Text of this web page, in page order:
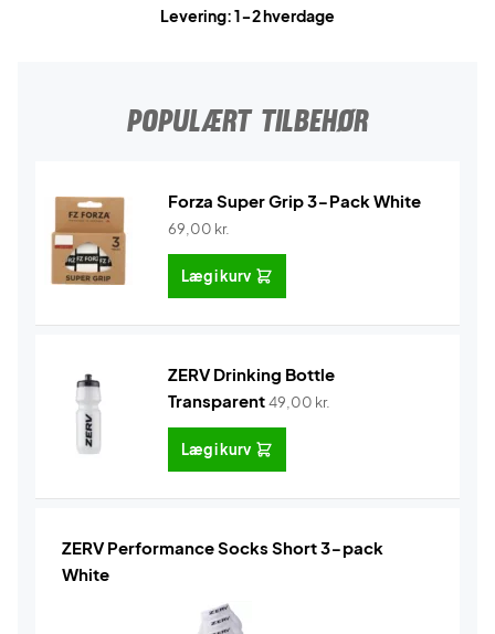
Levering: 1-2 hverdage
POPULÆRT TILBEHØR
Forza Super Grip 3-Pack White
69,00 kr.
Læg i kurv
ZERV Drinking Bottle
Transparent49,00 kr.
Læg i kurv
ZERV Performance Socks Short 3-pack
White